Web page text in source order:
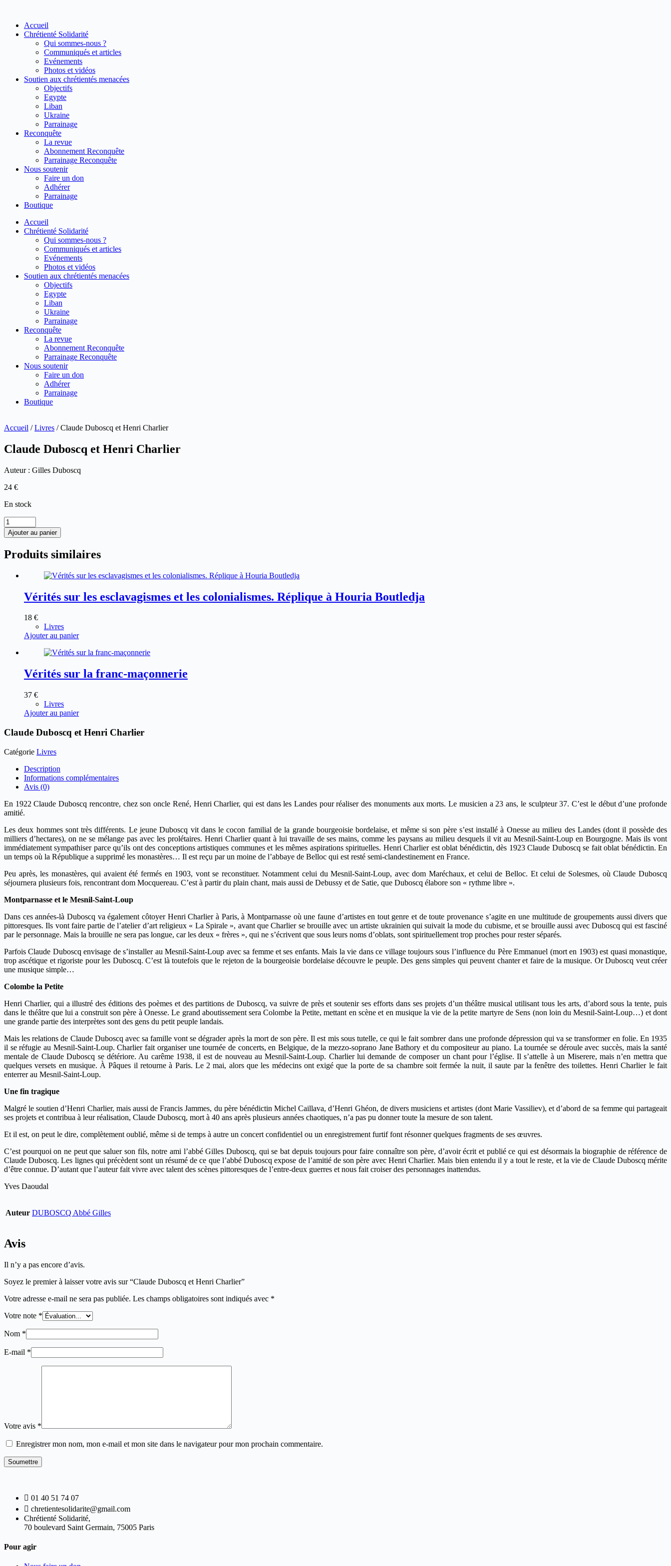
contenuAccueil
Chrétienté Solidarité
Qui sommes-nous ?
Communiqués et articles
Evénements
Photos et vidéos
Soutien aux chrétientés menacées
Objectifs
Egypte
Liban
Ukraine
Parrainage
Reconquête
La revue
Abonnement Reconquête
Parrainage Reconquête
Nous soutenir
Faire un don
Adhérer
Parrainage
Boutique
Accueil
Chrétienté Solidarité
Qui sommes-nous ?
Communiqués et articles
Evénements
Photos et vidéos
Soutien aux chrétientés menacées
Objectifs
Egypte
Liban
Ukraine
Parrainage
Reconquête
La revue
Abonnement Reconquête
Parrainage Reconquête
Nous soutenir
Faire un don
Adhérer
Parrainage
Boutique
Accueil /Livres / Claude Duboscq et Henri Charlier
Claude Duboscq et Henri Charlier
Auteur : Gilles Duboscq
24 €
En stock
quantité
de
Claude
et
Charlier
Ajouter au panier
Produits similaires
Vérités sur les esclavagismes et les colonialismes. Réplique à Houria Boutledja
18 €
Livres
Ajouter au panier
Vérités sur la franc-maçonnerie
37 €
Livres
Ajouter au panier
Claude Duboscq et Henri Charlier
Catégorie Livres
Description
Informations complémentaires
Avis (0)
En 1922 Claude Duboscq rencontre, chez son oncle René, Henri Charlier, qui est dans les Landes pour réaliser des monuments aux morts. Le musicien a 23 ans, le sculpteur 37. C’est le début d’une profonde
amitié.
Les deux hommes sont très différents. Le jeune Duboscq vit dans le cocon familial de la grande bourgeoisie bordelaise, et même si son père s’est installé à Onesse au milieu des Landes (dont il possède des
milliers d’hectares), on ne se mélange pas avec les prolétaires. Henri Charlier quant à lui travaille de ses mains, comme les paysans au milieu desquels il vit au Mesnil-Saint-Loup en Bourgogne. Mais ils vont
immédiatement sympathiser parce qu’ils ont des conceptions artistiques communes et les mêmes aspirations spirituelles. Henri Charlier est oblat bénédictin, dès 1923 Claude Duboscq se fait oblat bénédictin. En
un temps où la République a supprimé les monastères… Il est reçu par un moine de l’abbaye de Belloc qui est resté semi-clandestinement en France.
Peu après, les monastères, qui avaient été fermés en 1903, vont se reconstituer. Notamment celui du Mesnil-Saint-Loup, avec dom Maréchaux, et celui de Belloc. Et celui de Solesmes, où Claude Duboscq
séjournera plusieurs fois, rencontrant dom Mocquereau. C’est à partir du plain chant, mais aussi de Debussy et de Satie, que Duboscq élabore son « rythme libre ».
Montparnasse et le Mesnil-Saint-Loup
Dans ces années-là Duboscq va également côtoyer Henri Charlier à Paris, à Montparnasse où une faune d’artistes en tout genre et de toute provenance s’agite en une multitude de groupements aussi divers que
pittoresques. Ils vont faire partie de l’atelier d’art religieux « La Spirale », avant que Charlier se brouille avec un artiste ukrainien qui suivait la mode du cubisme, et se brouille aussi avec Duboscq qui est fasciné
par le personnage. Mais la brouille ne sera pas longue, car les deux « frères », qui ne s’écrivent que sous leurs noms d’oblats, sont spirituellement trop proches pour rester séparés.
Parfois Claude Duboscq envisage de s’installer au Mesnil-Saint-Loup avec sa femme et ses enfants. Mais la vie dans ce village toujours sous l’influence du Père Emmanuel (mort en 1903) est quasi monastique,
trop ascétique et rigoriste pour les Duboscq. C’est là toutefois que le rejeton de la bourgeoisie bordelaise découvre le peuple. Des gens simples qui peuvent chanter et faire de la musique. Or Duboscq veut créer
une musique simple…
Colombe la Petite
Henri Charlier, qui a illustré des éditions des poèmes et des partitions de Duboscq, va suivre de près et soutenir ses efforts dans ses projets d’un théâtre musical utilisant tous les arts, d’abord sous la tente, puis
dans le théâtre que lui a construit son père à Onesse. Le grand aboutissement sera Colombe la Petite, mettant en scène et en musique la vie de la petite martyre de Sens (non loin du Mesnil-Saint-Loup…) et dont
une grande partie des interprètes sont des gens du petit peuple landais.
Mais les relations de Claude Duboscq avec sa famille vont se dégrader après la mort de son père. Il est mis sous tutelle, ce qui le fait sombrer dans une profonde dépression qui va se transformer en folie. En 1935
il se réfugie au Mesnil-Saint-Loup. Charlier fait organiser une tournée de concerts, en Belgique, de la mezzo-soprano Jane Bathory et du compositeur au piano. La tournée se déroule avec succès, mais la santé
mentale de Claude Duboscq se détériore. Au carême 1938, il est de nouveau au Mesnil-Saint-Loup. Charlier lui demande de composer un chant pour l’église. Il s’attelle à un Miserere, mais n’en mettra que
quelques versets en musique. À Pâques il retourne à Paris. Le 2 mai, alors que les médecins ont exigé que la porte de sa chambre soit fermée la nuit, il saute par la fenêtre des toilettes. Henri Charlier le fait
enterrer au Mesnil-Saint-Loup.
Une fin tragique
Malgré le soutien d’Henri Charlier, mais aussi de Francis Jammes, du père bénédictin Michel Caillava, d’Henri Ghéon, de divers musiciens et artistes (dont Marie Vassiliev), et d’abord de sa femme qui partageait
ses projets et contribua à leur réalisation, Claude Duboscq, mort à 40 ans après plusieurs années chaotiques, n’a pas pu donner toute la mesure de son talent.
Et il est, on peut le dire, complètement oublié, même si de temps à autre un concert confidentiel ou un enregistrement furtif font résonner quelques fragments de ses œuvres.
C’est pourquoi on ne peut que saluer son fils, notre ami l’abbé Gilles Duboscq, qui se bat depuis toujours pour faire connaître son père, d’avoir écrit et publié ce qui est désormais la biographie de référence de
Claude Duboscq. Les lignes qui précèdent sont un résumé de ce que l’abbé Duboscq expose de l’amitié de son père avec Henri Charlier. Mais bien entendu il y a tout le reste, et la vie de Claude Duboscq mérite
d’être connue. D’autant que l’auteur fait vivre avec talent des scènes pittoresques de l’entre-deux guerres et nous fait croiser des personnages inattendus.
Yves Daoudal
Auteur DUBOSCQ Abbé Gilles
Avis
Il n’y a pas encore d’avis.
Soyez le premier à laisser votre avis sur “Claude Duboscq et Henri Charlier”
Votre adresse e-mail ne sera pas publiée. Les champs obligatoires sont indiqués avec *
Votre note *
Nom *
E-mail *
Votre avis *
Enregistrer mon nom, mon e-mail et mon site dans le navigateur pour mon prochain commentaire.
Soumettre
01 40 51 74 07
chretientesolidarite@gmail.com
Chrétienté Solidarité,
70 boulevard Saint Germain, 75005 Paris
Pour agir